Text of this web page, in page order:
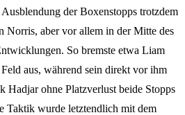
der Boxenstopps trotzdem
Norris, aber vor allem in der Mitte des
So bremste etwa Liam
aus, während sein direkt vor ihm
Hadjar ohne Platzverlust beide Stopps
Taktik wurde letztendlich mit dem